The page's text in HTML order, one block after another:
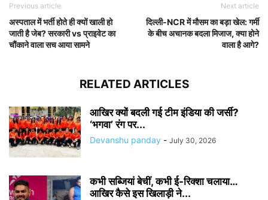
Previous article
अस्पताल में भर्ती होते ही क्यों खाली हो
जाती है जेब? सरकारी vs प्राइवेट का
चौंकाने वाला सच आया सामने
Next article
दिल्ली-NCR में मौसम का बड़ा खेल: गर्मी
के बीच अचानक बदला मिजाज, क्या होने
वाला है आगे?
RELATED ARTICLES
आखिर क्यों बदली गई टीम इंडिया की जर्सी?
‘भगवा’ रंग पर...
Devanshu panday - July 30, 2026
कभी सब्जियां बेचीं, कभी ई-रिक्शा चलाया…
आखिर कैसे इस खिलाड़ी ने...